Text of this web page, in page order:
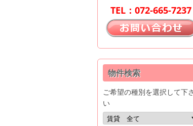
エ
ス
ト
ア
イ
TEL：072-665-7237
物件検索
ご希望の種別を選択して下さ
い